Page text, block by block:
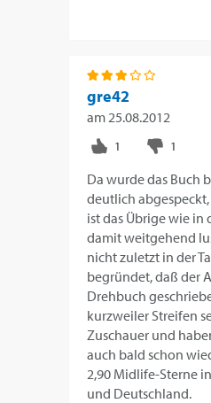
gre42
am 25.08.2012
Da wurde das Buch
deutlich
ist das Übrige wie in
damit weitgehend
nicht zuletzt in der
begründet, daß der
Drehbuch
kurzweiler Streifen
Zuschauer und
auch bald schon
2,90 Midlife-Sterne
und Deutschland.